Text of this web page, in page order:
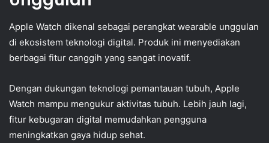
Apple Watch dikenal sebagai perangkat wearable unggulan
di ekosistem teknologi digital. Produk ini menyediakan
berbagai fitur canggih yang sangat inovatif.
Dengan dukungan teknologi pemantauan tubuh, Apple
Watch mampu mengukur aktivitas tubuh. Lebih jauh lagi,
fitur kebugaran digital memudahkan pengguna
meningkatkan gaya hidup sehat.